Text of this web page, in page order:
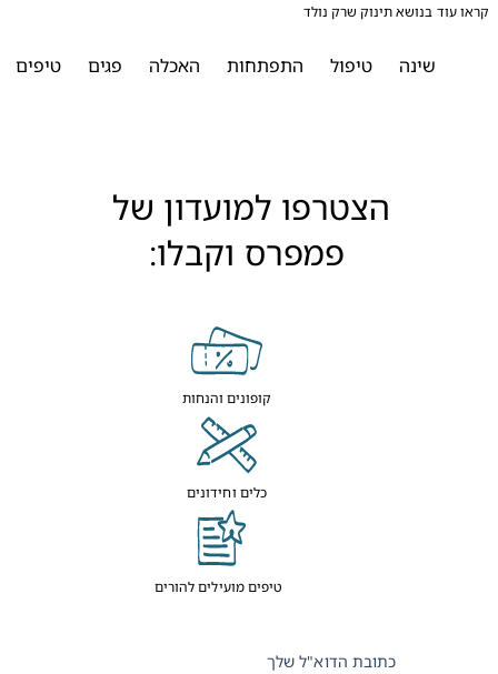
עוד בנושא תינוק שרק נולד
טיפול התפתחות האכלה פגים טיפים
הצטרפו למועדון של
פמפרס וקבלו:
קופונים והנחות
כלים וחידונים
טיפים מועילים להורים
כתובת הדוא"ל שלך